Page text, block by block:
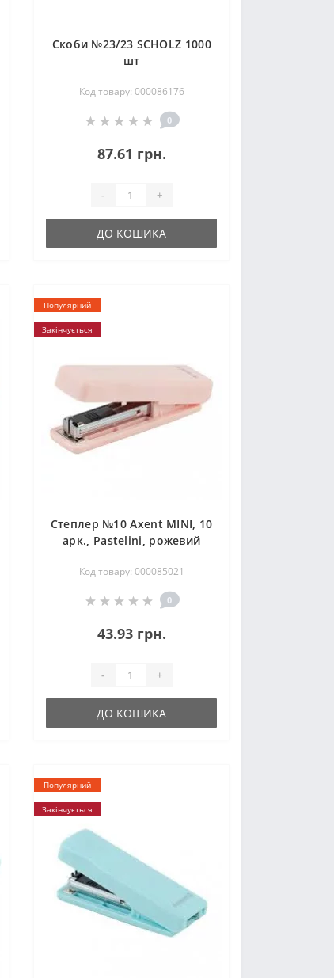
Скоби №23/23 SCHOLZ 1000
шт
Код товару: 000086176
0
87.61 грн.
- +
ДО КОШИКА
Популярний
Закінчується
Степлер №10 Axent MINI, 10
арк., Pastelini, рожевий
Код товару: 000085021
0
43.93 грн.
- +
ДО КОШИКА
Популярний
Закінчується